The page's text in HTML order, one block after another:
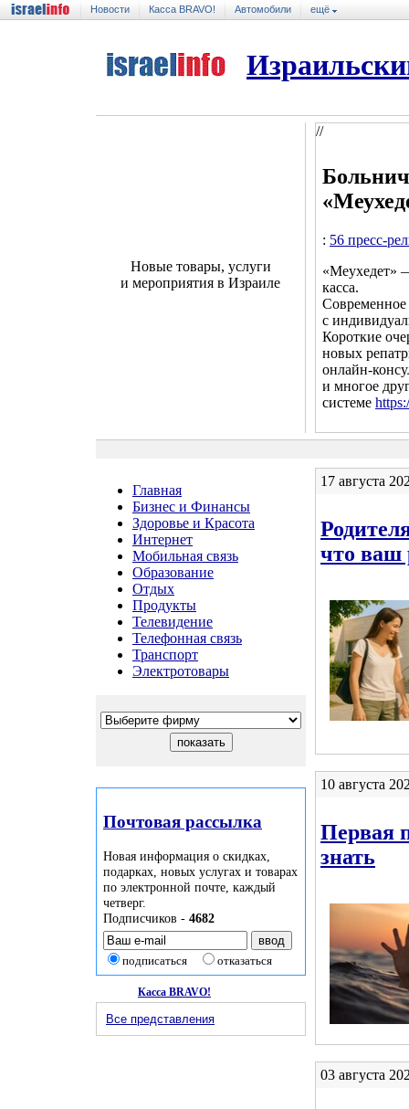
Новости Касса BRAVO! Автомобили ещё
Новые товары, услуги
и мероприятия в Израиле
//
: 56 пресс-
«Меухедет»
касса.
с
Короткие
новых
онлайн-
и многое
системе
Главная
Бизнес и Финансы
Здоровье и Красота
Интернет
Мобильная связь
Образование
Отдых
Продукты
Телевидение
Телефонная связь
Транспорт
Электротовары
Почтовая рассылка
Новая информация о скидках,
подарках, новых услугах и товарах
по электронной почте, каждый
четверг.
Подписчиков - 4682
подписаться отказаться
Касса BRAVO!
Все представления
17 августа
что ваш
10 августа
Первая
знать
03 августа